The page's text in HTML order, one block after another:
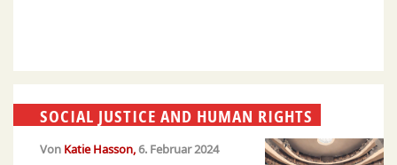
SOCIAL JUSTICE AND HUMAN RIGHTS
Von Katie Hasson 6. Februar 2024